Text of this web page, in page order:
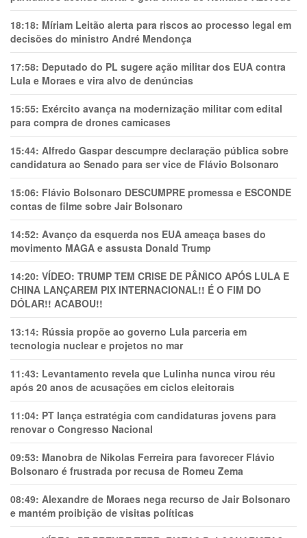
18:18: Míriam Leitão alerta para riscos ao processo legal em
decisões do ministro André Mendonça
17:58: Deputado do PL sugere ação militar dos EUA contra
Lula e Moraes e vira alvo de denúncias
15:55: Exército avança na modernização militar com edital
para compra de drones camicases
15:44: Alfredo Gaspar descumpre declaração pública sobre
candidatura ao Senado para ser vice de Flávio Bolsonaro
15:06: Flávio Bolsonaro DESCUMPRE promessa e ESCONDE
contas de filme sobre Jair Bolsonaro
14:52: Avanço da esquerda nos EUA ameaça bases do
movimento MAGA e assusta Donald Trump
14:20: VÍDEO: TRUMP TEM CRlSE DE PÂNlCO APÓS LULA E
CHINA LANÇAREM PIX INTERNACIONAL!! É O FIM DO
DÓLAR!! ACABOU!!
13:14: Rússia propõe ao governo Lula parceria em
tecnologia nuclear e projetos no mar
11:43: Levantamento revela que Lulinha nunca virou réu
após 20 anos de acusações em ciclos eleitorais
11:04: PT lança estratégia com candidaturas jovens para
renovar o Congresso Nacional
09:53: Manobra de Nikolas Ferreira para favorecer Flávio
Bolsonaro é frustrada por recusa de Romeu Zema
08:49: Alexandre de Moraes nega recurso de Jair Bolsonaro
e mantém proibição de visitas políticas